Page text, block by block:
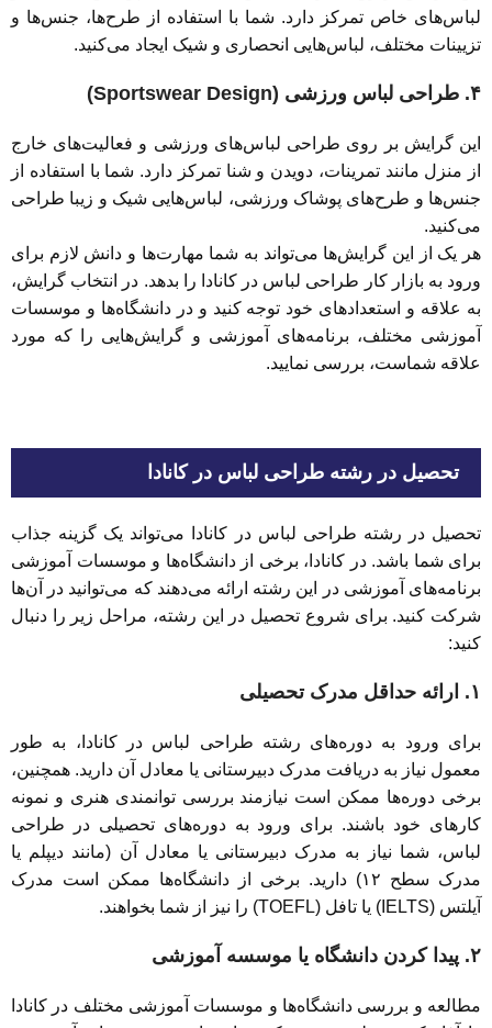
لباس‌های خاص تمرکز دارد. شما با استفاده از طرح‌ها، جنس‌ها و
تزیینات مختلف، لباس‌هایی انحصاری و شیک ایجاد می‌کنید.
۴. طراحی لباس ورزشی (Sportswear Design)
این گرایش بر روی طراحی لباس‌های ورزشی و فعالیت‌های خارج
از منزل مانند تمرینات، دویدن و شنا تمرکز دارد. شما با استفاده از
جنس‌ها و طرح‌های پوشاک ورزشی، لباس‌هایی شیک و زیبا طراحی
می‌کنید.
هر یک از این گرایش‌ها می‌تواند به شما مهارت‌ها و دانش لازم برای
ورود به بازار کار طراحی لباس در کانادا را بدهد. در انتخاب گرایش،
به علاقه و استعدادهای خود توجه کنید و در دانشگاه‌ها و موسسات
آموزشی مختلف، برنامه‌های آموزشی و گرایش‌هایی را که مورد
علاقه شماست، بررسی نمایید.
تحصیل در رشته طراحی لباس در کانادا
تحصیل در رشته طراحی لباس در کانادا می‌تواند یک گزینه جذاب
برای شما باشد. در کانادا، برخی از دانشگاه‌ها و موسسات آموزشی
برنامه‌های آموزشی در این رشته ارائه می‌دهند که می‌توانید در آن‌ها
شرکت کنید. برای شروع تحصیل در این رشته، مراحل زیر را دنبال
کنید:
۱. ارائه حداقل مدرک تحصیلی
برای ورود به دوره‌های رشته طراحی لباس در کانادا، به طور
معمول نیاز به دریافت مدرک دبیرستانی یا معادل آن دارید. همچنین،
برخی دوره‌ها ممکن است نیازمند بررسی توانمندی هنری و نمونه
کارهای خود باشند. برای ورود به دوره‌های تحصیلی در طراحی
لباس، شما نیاز به مدرک دبیرستانی یا معادل آن (مانند دیپلم یا
مدرک سطح ۱۲) دارید. برخی از دانشگاه‌ها ممکن است مدرک
آیلتس (IELTS) یا تافل (TOEFL) را نیز از شما بخواهند.
۲. پیدا کردن دانشگاه یا موسسه آموزشی
مطالعه و بررسی دانشگاه‌ها و موسسات آموزشی مختلف در کانادا